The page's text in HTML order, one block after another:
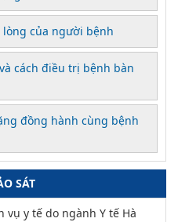
của người bệnh
cách điều trị bệnh bàn
đồng hành cùng bệnh
SÁT
vụ y tế do ngành Y tế Hà